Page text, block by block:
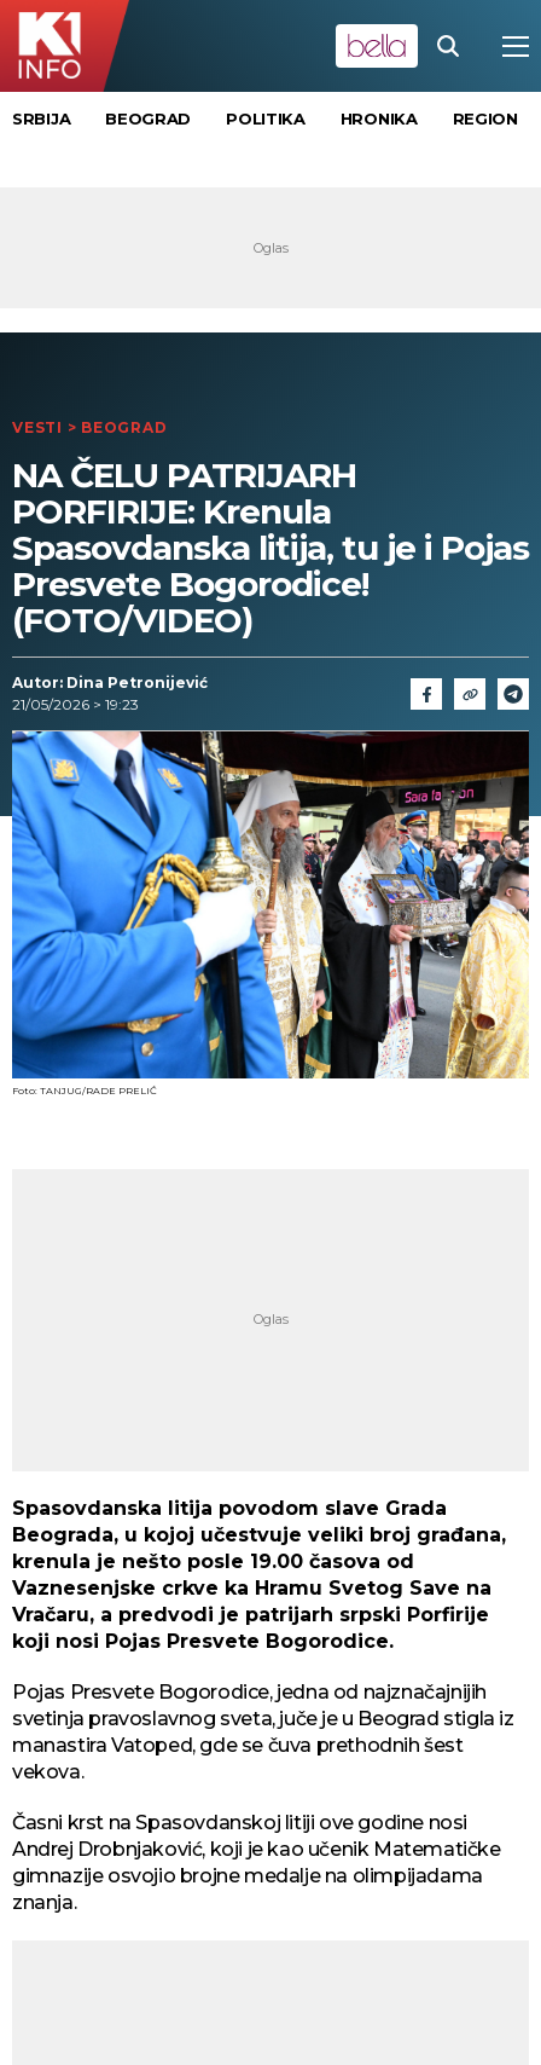
SRBIJA BEOGRAD POLITIKA HRONIKA REGION
VESTI > BEOGRAD
NA ČELU PATRIJARH
PORFIRIJE: Krenula
Spasovdanska litija, tu je i Pojas
Presvete Bogorodice!
(FOTO/VIDEO)
Autor: Dina Petronijević
21/05/2026 > 19:23
Foto: TANJUG/RADE PRELIĆ
Spasovdanska litija povodom slave Grada
Beograda, u kojoj učestvuje veliki broj građana,
krenula je nešto posle 19.00 časova od
Vaznesenjske crkve ka Hramu Svetog Save na
Vračaru, a predvodi je patrijarh srpski Porfirije
koji nosi Pojas Presvete Bogorodice.
Pojas Presvete Bogorodice, jedna od najznačajnijih
svetinja pravoslavnog sveta, juče je u Beograd stigla iz
manastira Vatoped, gde se čuva prethodnih šest
vekova.
Časni krst na Spasovdanskoj litiji ove godine nosi
Andrej Drobnjaković, koji je kao učenik Matematičke
gimnazije osvojio brojne medalje na olimpijadama
znanja.